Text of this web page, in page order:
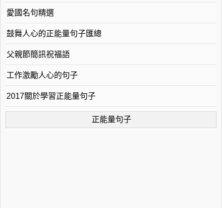
愛國名句精選
鼓舞人心的正能量句子匯總
父親節簡訊祝福語
工作激勵人心的句子
2017關於學習正能量句子
正能量句子